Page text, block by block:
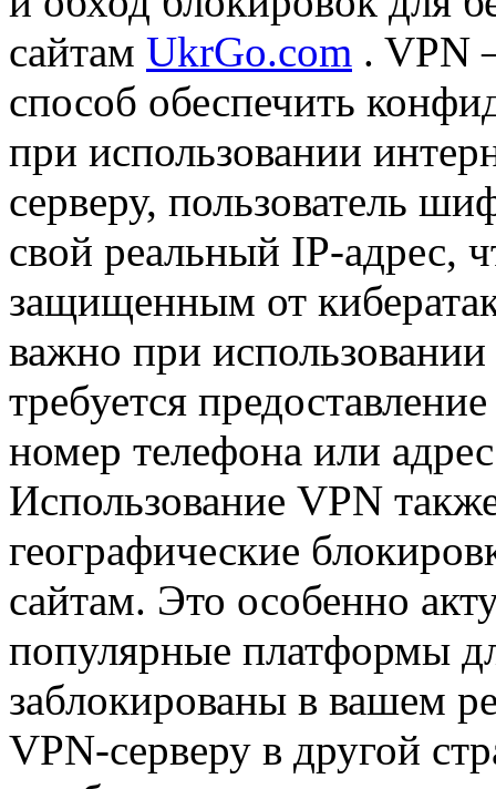
сайтам UkrGo.com . VPN
способ обеспечить
при использовании
серверу, пользователь
свой реальный IP-адрес,
защищенным от
важно при
требуется
номер телефона или
Использование VPN
географические
сайтам. Это особенно
популярные платформы
заблокированы в вашем
VPN-серверу в другой